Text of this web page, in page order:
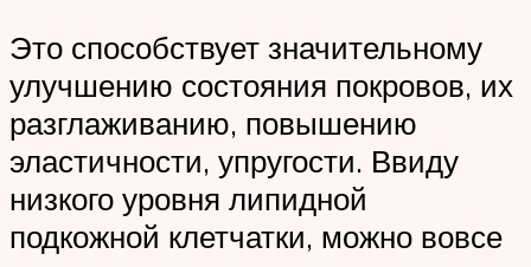
Это способствует значительному
улучшению состояния покровов, их
разглаживанию, повышению
эластичности, упругости. Ввиду
низкого уровня липидной
подкожной клетчатки, можно вовсе